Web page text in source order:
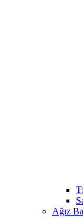
Ağız